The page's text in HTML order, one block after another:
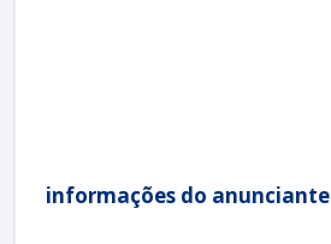
informações do anunciante